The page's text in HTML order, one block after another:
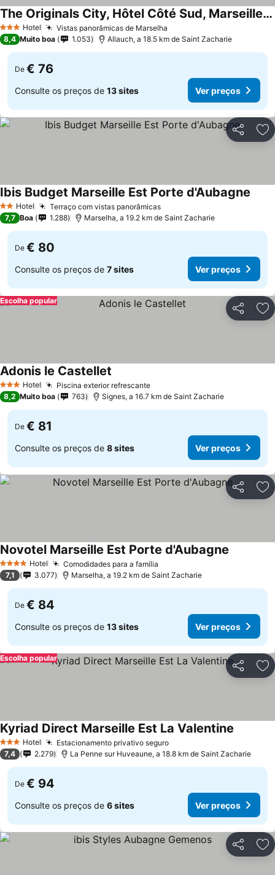
3 EstrelasHotel Vistas panorâmicas de Marselha
The Originals City, Hôtel Côté Sud, Marseille Est
Ver preços
8,4 Muito boa 1.053 Allauch, a 18.5 km de Saint Zacharie
De € 76
Consulte os preços de 13 sites Ver preços
Partilhar
2 Estrelas
Hotel Terraço com vistas panorâmicasVer preços
Ibis Budget Marseille Est Porte d'Aubagne
7,7 Boa 1.288 Marselha, a 19.2 km de Saint Zacharie
De € 80
Consulte os preços de 7 sites Ver preços
Partilhar
Escolha popular
3 EstrelasHotel Piscina exterior refrescanteVer preços
Adonis le Castellet
8,2 Muito boa 763 Signes, a 16.7 km de Saint Zacharie
De € 81
Consulte os preços de 8 sites Ver preços
Partilhar
4 EstrelasHotel Comodidades para a família
Novotel Marseille Est Porte d'Aubagne
7,1 3.077 Marselha, a 19.2 km de Saint Zacharie
De € 84
Consulte os preços de 13 sites Ver preços
Partilhar
Escolha popular
3 EstrelasHotel Estacionamento privativo seguroVer preços
Kyriad Direct Marseille Est La Valentine
7,4 2.279 La Penne sur Huveaune, a 18.8 km de Saint Zacharie
De € 94
Consulte os preços de 6 sites Ver preços
Partilhar